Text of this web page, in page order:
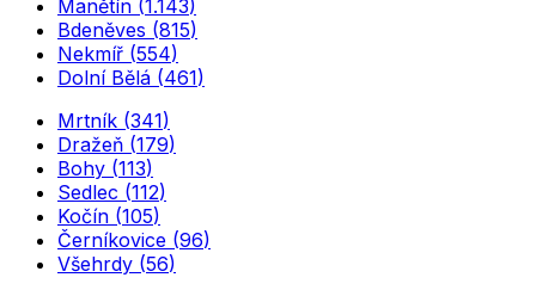
Manětín (1.143)
Bdeněves (815)
Nekmíř (554)
Dolní Bělá (461)
Mrtník (341)
Dražeň (179)
Bohy (113)
Sedlec (112)
Kočín (105)
Černíkovice (96)
Všehrdy (56)